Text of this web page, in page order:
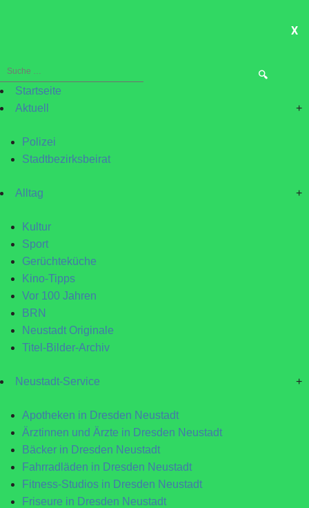
X
Suche
nach:Startseite
Aktuell
+
Polizei
Stadtbezirksbeirat
Alltag +
Kultur
Sport
Gerüchteküche
Kino-Tipps
Vor 100 Jahren
BRN
Neustadt Originale
Titel-Bilder-Archiv
Neustadt-Service +
Apotheken in Dresden Neustadt
Ärztinnen und Ärzte in Dresden Neustadt
Bäcker in Dresden Neustadt
Fahrradläden in Dresden Neustadt
Fitness-Studios in Dresden Neustadt
Friseure in Dresden Neustadt